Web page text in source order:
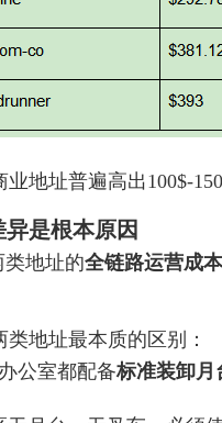
地址普遍高出100$-
是根本原因
地址的全链路运营成
类地址最本质的区别：
公室都配备标准装卸月